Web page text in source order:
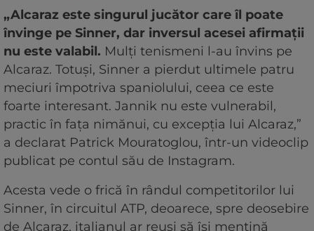
„Alcaraz este singurul jucător care îl poate
învinge pe Sinner, dar inversul acesei afirmații
nu este valabil. Mulți tenismeni l-au învins pe
Alcaraz. Totuși, Sinner a pierdut ultimele patru
meciuri împotriva spaniolului, ceea ce este
foarte interesant. Jannik nu este vulnerabil,
practic în fața nimănui, cu excepția lui Alcaraz,”
a declarat Patrick Mouratoglou, într-un videoclip
publicat pe contul său de Instagram.
Acesta vede o frică în rândul competitorilor lui
Sinner, în circuitul ATP, deoarece, spre deosebire
de Alcaraz, italianul ar reuși să își mențină